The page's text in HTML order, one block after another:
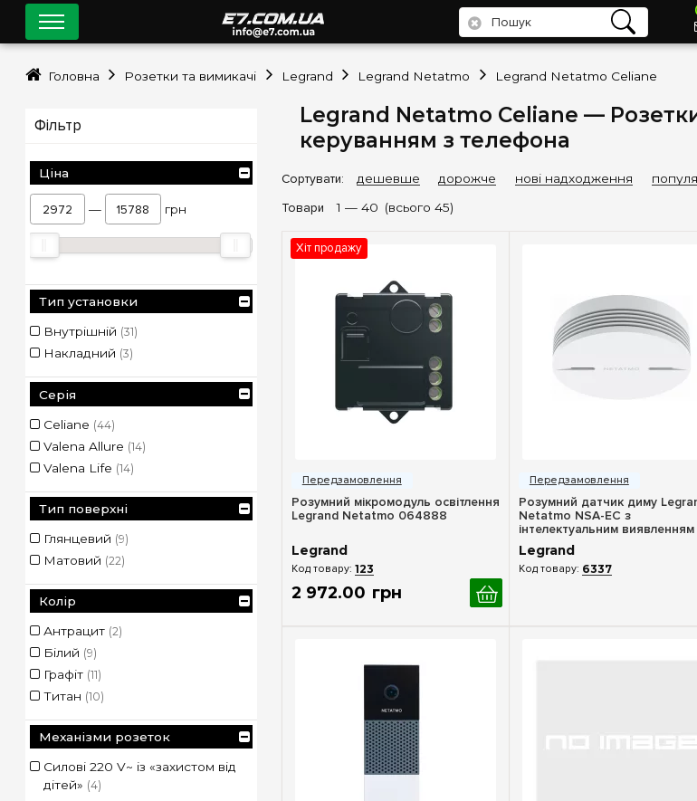
Legrand Netatmo Celiane —
керуванням з телефона
Сортувати: дешевше дорожче нові надходження
Товари 1 — 40 (всього 45)
Хіт продажу
Розумний мікромодуль освітлення
Legrand Netatmo 064888
Legrand
123
2 972.00 грн
Розумний датчик диму
Netatmo NSA-EC з
інтелектуальним виявленням
підключенням
Legrand
6337
Фільтр
Ціна
— грн
Тип установки
Внутрішній (31)
Накладний (3)
Серія
Celiane (44)
Valena Allure (14)
Valena Life (14)
Тип поверхні
Глянцевий (9)
Матовий (22)
Колір
Антрацит (2)
Білий (9)
Графіт (11)
Титан (10)
Механізми розеток
Силові 220 V~ із «захистом від
дітей» (4)
Головна Розетки та вимикачі Legrand Legrand Netatmo Legrand Netatmo Celiane